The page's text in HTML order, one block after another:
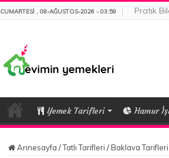
CUMARTESI , 08-AĞUSTOS-2026 - 03:59 Pratik
Yemek Tarifleri Hamur
Annesayfa /Tatlı Tarifleri / Baklava Tarifleri